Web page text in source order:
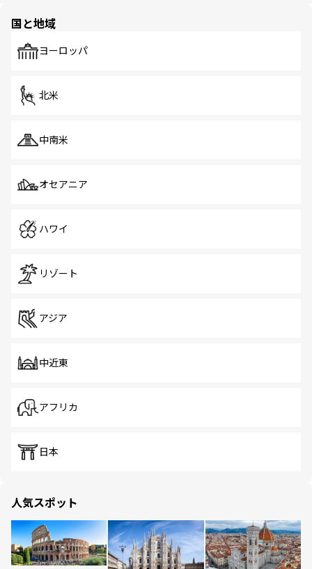
で、ホーカーズは地元の風情を楽しめる外せないスポット
国と地域
ヨーロッパ
北米
中南米
オセアニア
ハワイ
リゾート
アジア
中近東
アフリカ
日本
人気スポット